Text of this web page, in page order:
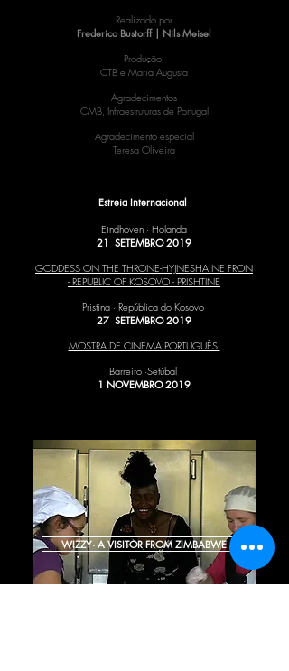
Realizado por
Frederico Bustorff | Nils Meisel
Produção
CTB e Maria Augusta
Agradecimentos
CMB, Infraestruturas de Portugal
Agradecimento especial
Teresa Oliveira
Estreia Internacional
Eindhoven · Holanda
21 SETEMBRO 2019
GODDESS ON THE THRONE-HYJNESHA NE FRON
- REPUBLIC OF KOSOVO - PRISHTINE
Pristina · República do Kosovo
27 SETEMBRO 2019
MOSTRA DE CINEMA PORTUGUÊS
Barreiro ·Setúbal
1 NOVEMBRO 2019
WIZZY· A VISITOR FROM ZIMBABWE